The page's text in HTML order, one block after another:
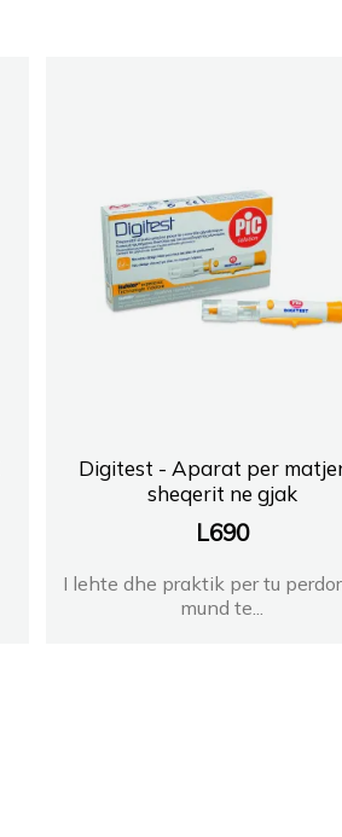
Digitest - Aparat per
sheqerit ne gjak
L690
I lehte dhe praktik per tu
mund te...